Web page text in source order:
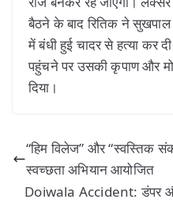
बैठने के बाद रितिक ने सुखपाल
में बंधी हुई चादर से हत्या कर
पहुंचने पर उसकी कृपाण और
दिया।
“हिम विलेज” और “स्वस्तिक
स्वच्छता अभियान आयोजित
Doiwala Accident: डंपर